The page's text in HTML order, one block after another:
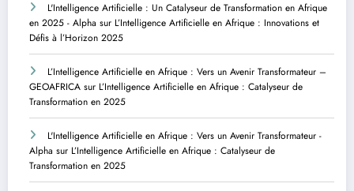
L'Intelligence Artificielle : Un Catalyseur de Transformation en Afrique
en 2025 - Alpha sur L’Intelligence Artificielle en Afrique : Innovations et
Défis à l’Horizon 2025
L’Intelligence Artificielle en Afrique : Vers un Avenir Transformateur –
GEOAFRICA sur L’Intelligence Artificielle en Afrique : Catalyseur de
Transformation en 2025
L'Intelligence Artificielle en Afrique : Vers un Avenir Transformateur -
Alpha sur L’Intelligence Artificielle en Afrique : Catalyseur de
Transformation en 2025